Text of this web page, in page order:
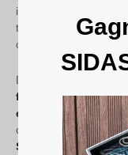
isolante Evamic
thermique optimale,
chaussures de ski.
Dans une démarche
fabriquée dans le
empreinte carbone
chaque semelle
Sidas Worldpour